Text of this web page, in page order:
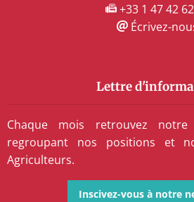
+33 1 47 42
Écrivez-
Lettre
Chaque mois retrouvez notre
regroupant nos positions et
Agriculteurs.
Inscivez-vous à notre